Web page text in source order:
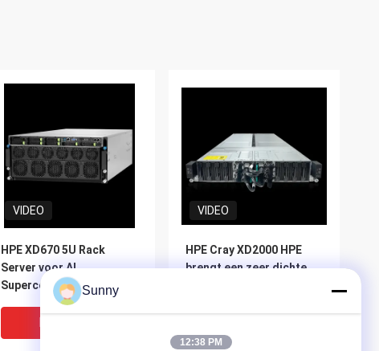
VIDEO
HPE XD670 5U Rack
Server voor AI
Supercomputing
Aangedreven door Intel
Xeon CPU en Nvidia
Hopper GPU
Beste Prijs
VIDEO
HPE Cray XD2000 HPE
brengt een zeer dichte
Sunny
12:38 PM